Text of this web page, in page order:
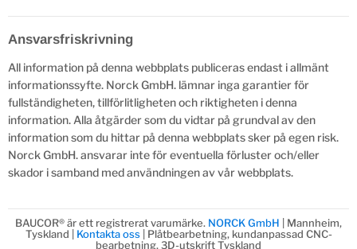
Ansvarsfriskrivning
All information på denna webbplats publiceras endast i allmänt
informationssyfte. Norck GmbH. lämnar inga garantier för
fullständigheten, tillförlitligheten och riktigheten i denna
information. Alla åtgärder som du vidtar på grundval av den
information som du hittar på denna webbplats sker på egen risk.
Norck GmbH. ansvarar inte för eventuella förluster och/eller
skador i samband med användningen av vår webbplats.
BAUCOR® är ett registrerat varumärke. NORCK GmbH | Mannheim,
Tyskland | Kontakta oss| Plåtbearbetning, kundanpassad CNC-
bearbetning, 3D-utskrift Tyskland